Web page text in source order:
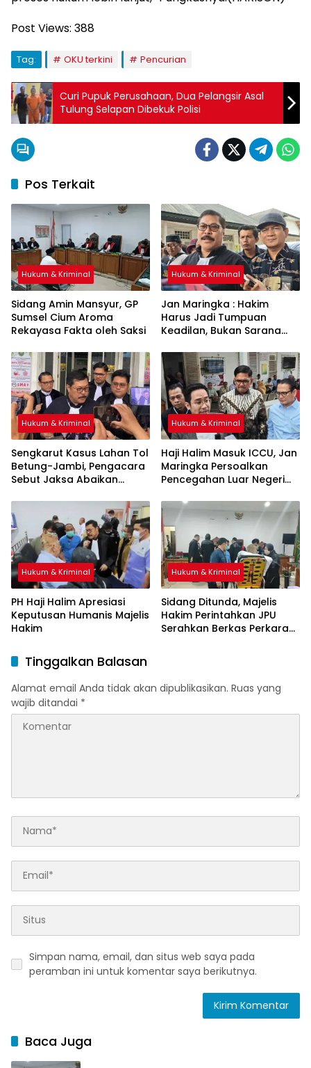
Post Views: 388
Tag: OKU terkini Pencurian
Curi Pupuk Perusahaan, Dua Pelangsir Asal
Tulung Selapan Dibekuk Polisi
Pos Terkait
Hukum & Kriminal
Sidang Amin Mansyur, GP
Sumsel Cium Aroma
Rekayasa Fakta oleh Saksi
Hukum & Kriminal
Jan Maringka : Hakim
Harus Jadi Tumpuan
Keadilan, Bukan Sarana
Hukum & Kriminal
Sengkarut Kasus Lahan Tol
Betung-Jambi, Pengacara
Sebut Jaksa Abaikan
PSN
Hukum & Kriminal
Haji Halim Masuk ICCU, Jan
Maringka Persoalkan
Pencegahan Luar Negeri
Hukum & Kriminal
PH Haji Halim Apresiasi
Keputusan Humanis Majelis
Hakim
Hukum & Kriminal
Sidang Ditunda, Majelis
Hakim Perintahkan JPU
Serahkan Berkas Perkara
Tinggalkan Balasan
Alamat email Anda tidak akan dipublikasikan. Ruas yang
wajib ditandai *
Simpan nama, email, dan situs web saya pada
peramban ini untuk komentar saya berikutnya.
Baca Juga